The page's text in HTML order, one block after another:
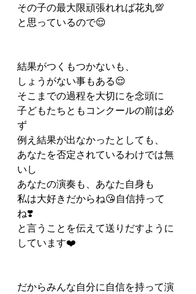
その子の最大限頑張れれば花丸💯
と思っているので😌
結果がつくもつかないも、
しょうがない事もある😌
そこまでの過程を大切にを念頭に
子どもたちともコンクールの前は必
ず
例え結果が出なかったとしても、
あなたを否定されているわけでは無
いし
あなたの演奏も、あなた自身も
私は大好きだからね😘自信持って
ね❣️
と言うことを伝えて送りだすように
しています❤️
だからみんな自分に自信を持って演